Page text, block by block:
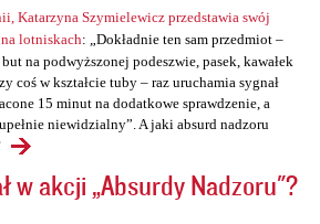
Katarzyna Szymielewicz przedstawia swój
lotniskach: „Dokładnie ten sam przedmiot –
na podwyższonej podeszwie, pasek, kawałek
coś w kształcie tuby – raz uruchamia sygnał
15 minut na dodatkowe sprawdzenie, a
niewidzialny”. A jaki absurd nadzoru
w akcji „Absurdy Nadzoru"?